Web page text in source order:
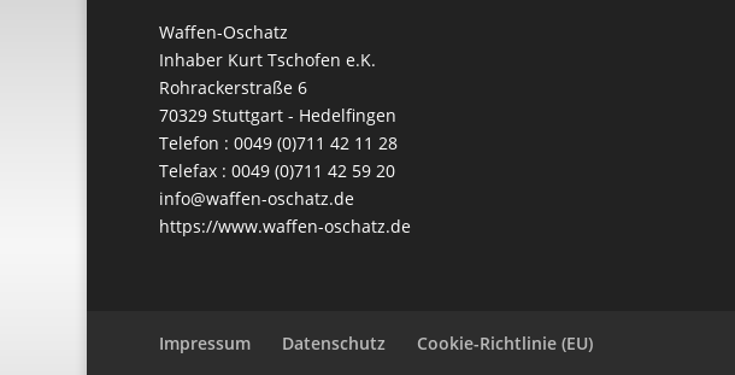
Waffen-Oschatz
Inhaber Kurt Tschofen e.K.
Rohrackerstraße 6
70329 Stuttgart - Hedelfingen
Telefon : 0049 (0)711 42 11 28
Telefax : 0049 (0)711 42 59 20
info@waffen-oschatz.de
https://www.waffen-oschatz.de
Impressum Datenschutz Cookie-Richtlinie (EU)